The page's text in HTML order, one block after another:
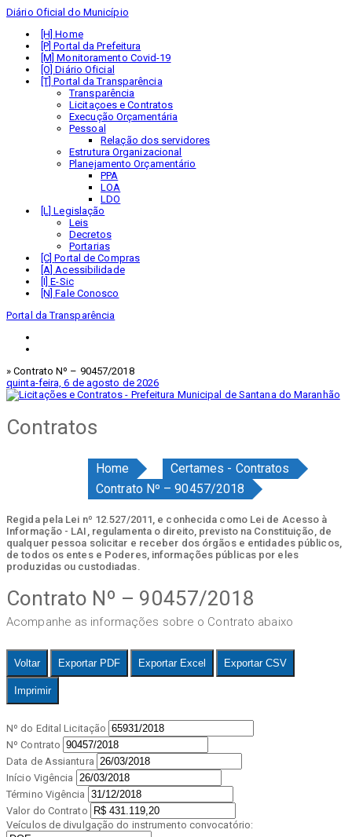
Diário Oficial do Município
Home
Portal da Prefeitura
Monitoramento Covid-19
Diário Oficial
Portal da Transparência
Transparência
Licitaçoes e Contratos
Execução Orçamentária
Pessoal
Relação dos servidores
Estrutura Organizacional
Planejamento Orçamentário
PPA
LOA
LDO
Legislação
Leis
Decretos
Portarias
Portal de Compras
Acessibilidade
E-Sic
Fale Conosco
Portal da Transparência
» Contrato Nº – 90457/2018
quinta-feira, 6 de agosto de 2026
Contratos
Home
Certames - Contratos
Contrato Nº – 90457/2018
Regida pela Lei nº 12.527/2011, e conhecida como Lei de Acesso à
Informação - LAI, regulamenta o direito, previsto na Constituição, de
qualquer pessoa solicitar e receber dos órgãos e entidades públicos,
de todos os entes e Poderes, informações públicas por eles
produzidas ou custodiadas.
Contrato Nº – 90457/2018
Acompanhe as informações sobre o Contrato abaixo
Voltar Exportar PDF Exportar Excel Exportar CSV
Imprimir
Nº do Edital Licitação
Nº Contrato
Data de Assiantura
Início Vigência
Término Vigência
Valor do Contrato
Veículos de divulgação do instrumento convocatório: